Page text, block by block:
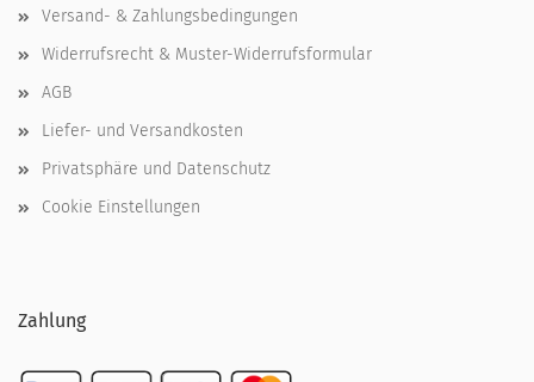
Versand- & Zahlungsbedingungen
Widerrufsrecht & Muster-Widerrufsformular
AGB
Liefer- und Versandkosten
Privatsphäre und Datenschutz
Cookie Einstellungen
Zahlung